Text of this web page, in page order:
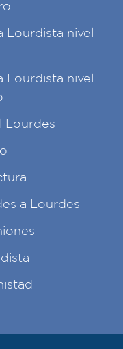
Lourdista nivel
Lourdista nivel
Lourdes
a Lourdes